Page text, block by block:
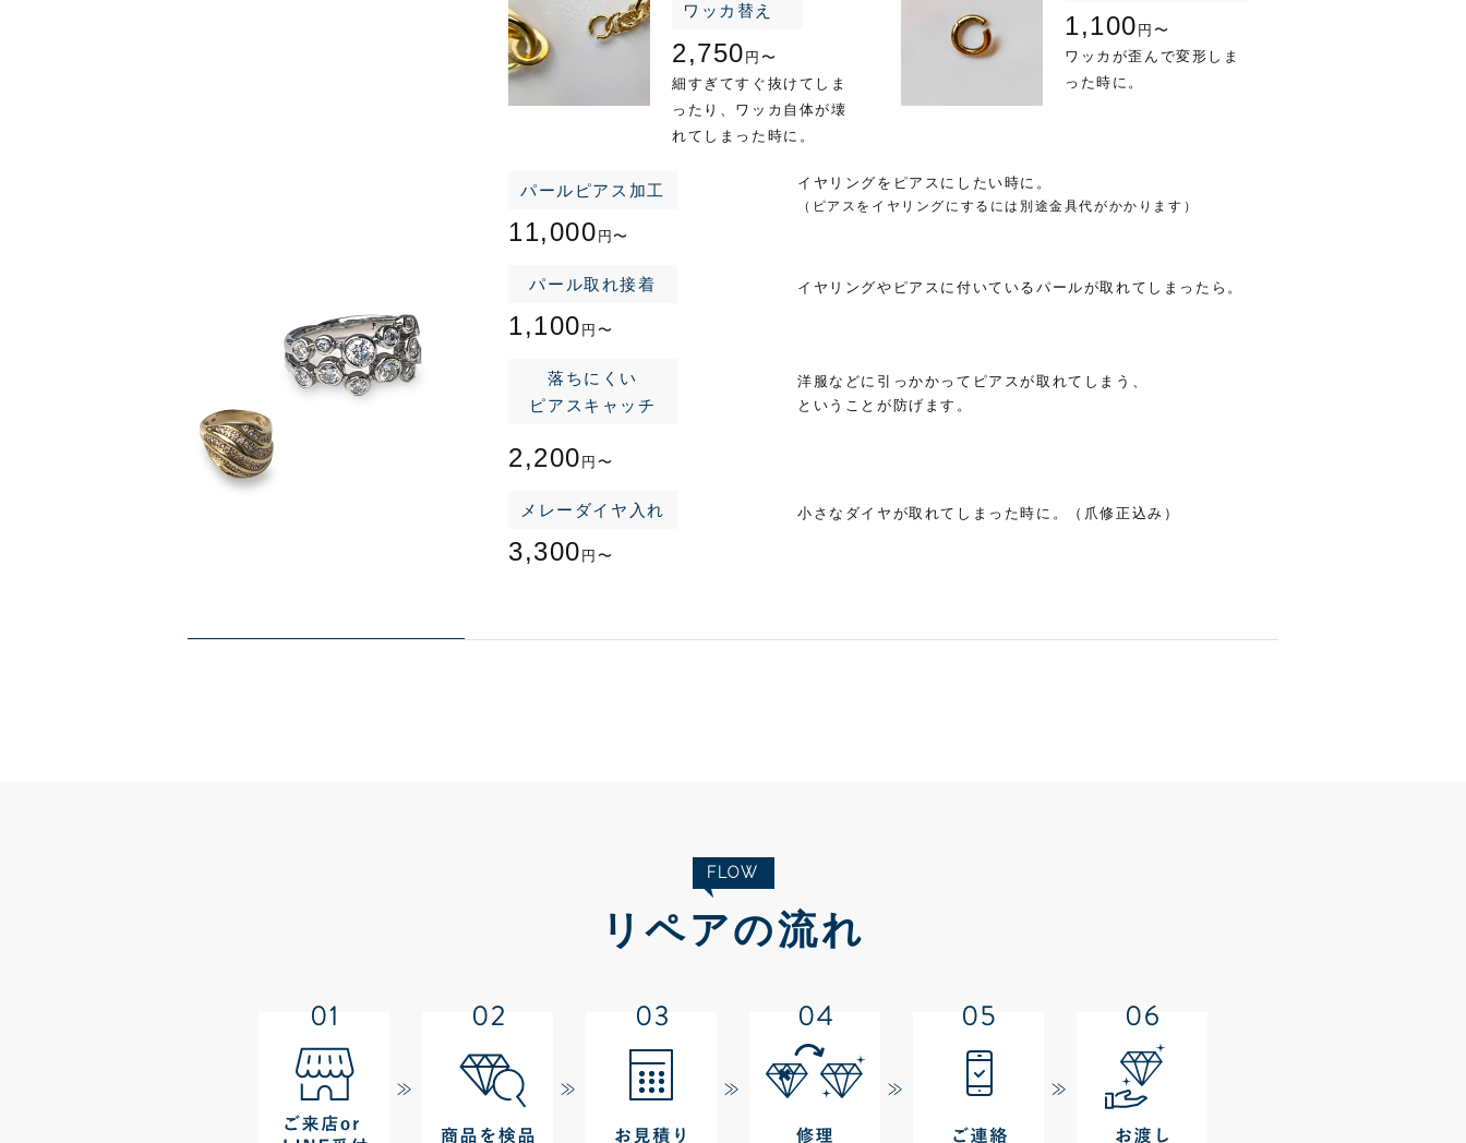
ワッカ替え
2,750 円〜
細すぎてすぐ抜けてしま
ったり、ワッカ自体が壊
れてしまった時に。
1,100 円〜
ワッカが歪んで変形しま
った時に。
パールピアス加工
11,000 円〜
イヤリングをピアスにしたい時に。
（ピアスをイヤリングにするには別途金具代がかかります）
パール取れ接着
1,100 円〜
イヤリングやピアスに付いているパールが取れてしまったら。
落ちにくい
ピアスキャッチ
2,200 円〜
洋服などに引っかかってピアスが取れてしまう、
ということが防げます。
メレーダイヤ入れ
3,300 円〜
小さなダイヤが取れてしまった時に。（爪修正込み）
FLOW
リペアの流れ